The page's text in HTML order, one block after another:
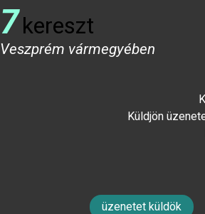
7kereszt
Veszprém vármegyében
Küldjön
üzenetet küldök